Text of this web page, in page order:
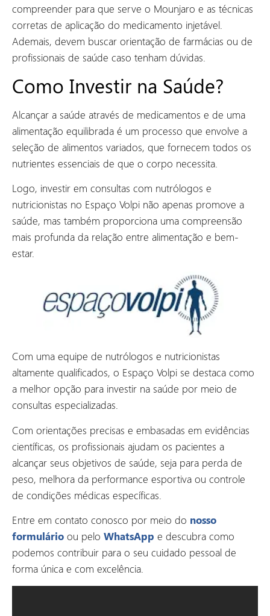
compreender para que serve o Mounjaro e as técnicas
corretas de aplicação do medicamento injetável.
Ademais, devem buscar orientação de farmácias ou de
profissionais de saúde caso tenham dúvidas.
Como Investir na Saúde?
Alcançar a saúde através de medicamentos e de uma
alimentação equilibrada é um processo que envolve a
seleção de alimentos variados, que fornecem todos os
nutrientes essenciais de que o corpo necessita.
Logo, investir em consultas com nutrólogos e
nutricionistas no Espaço Volpi não apenas promove a
saúde, mas também proporciona uma compreensão
mais profunda da relação entre alimentação e bem-
estar.
Com uma equipe de nutrólogos e nutricionistas
altamente qualificados, o Espaço Volpi se destaca como
a melhor opção para investir na saúde por meio de
consultas especializadas.
Com orientações precisas e embasadas em evidências
científicas, os profissionais ajudam os pacientes a
alcançar seus objetivos de saúde, seja para perda de
peso, melhora da performance esportiva ou controle
de condições médicas específicas.
Entre em contato conosco por meio do nosso
formulário ou pelo WhatsApp e descubra como
podemos contribuir para o seu cuidado pessoal de
forma única e com excelência.